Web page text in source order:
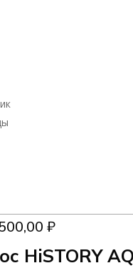
₽Текущая
19500,00 ₽.
HiSTORY